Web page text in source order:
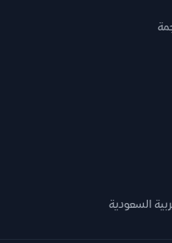
السعودية